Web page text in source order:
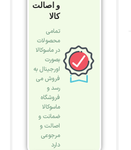
و اصالت
کالا
تمامی
محصولات
در ماسوکالا
بصورت
اورجینال به
فروش می
رسد و
فروشگاه
ماسوکالا
ضمانت و
اصالت و
مرجوعی
دارد